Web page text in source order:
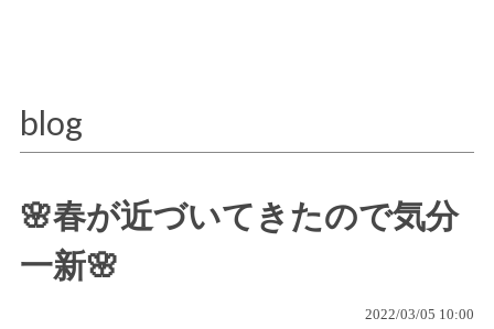
blog
🌸春が近づいてきたので気分
一新🌸
2022/03/05 10:00